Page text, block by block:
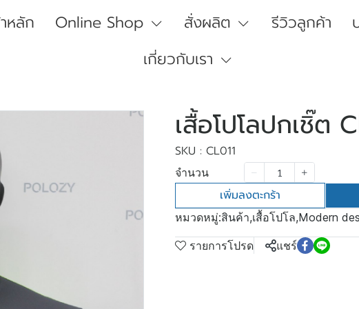
หลัก Online Shop สั่งผลิต รีวิวลูกค้า
เกี่ยวกับเรา
เสื้อโปโลปกเชิ๊ต
SKU : CL011
จำนวน
เพิ่มลงตะกร้า
หมวดหมู่:สินค้า,เสื้อโปโล,Modern
รายการโปรด แชร์